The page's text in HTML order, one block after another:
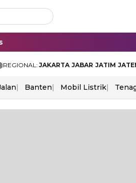
REGIONAL: JAKARTA JABAR JATIM
Banten Mobil Listrik